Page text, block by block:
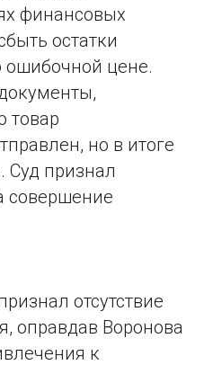
финансовых
остатки
ошибочной цене.
товар
но в итоге
Суд признал
совершение
отсутствие
оправдав Воронова
к